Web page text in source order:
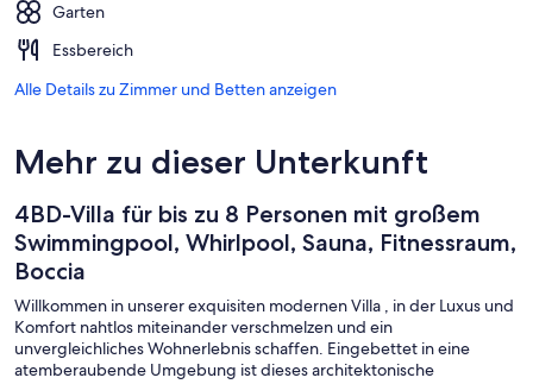
Garten
Essbereich
Alle Details zu Zimmer und Betten anzeigen
Mehr zu dieser Unterkunft
4BD-Villa für bis zu 8 Personen mit großem
Swimmingpool, Whirlpool, Sauna, Fitnessraum,
Boccia
Willkommen in unserer exquisiten modernen Villa , in der Luxus und
Komfort nahtlos miteinander verschmelzen und ein
unvergleichliches Wohnerlebnis schaffen. Eingebettet in eine
atemberaubende Umgebung ist dieses architektonische